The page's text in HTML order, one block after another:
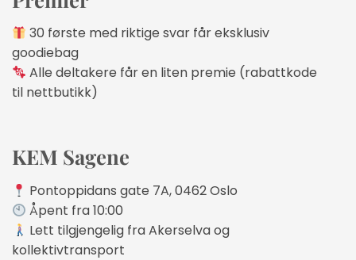
30 første med riktige svar får eksklusiv
goodiebag
Alle deltakere får en liten premie (rabattkode
til nettbutikk)
KEM Sagene
Pontoppidans gate 7A, 0462 Oslo
Åpent fra 10:00
Lett tilgjengelig fra Akerselva og
kollektivtransport